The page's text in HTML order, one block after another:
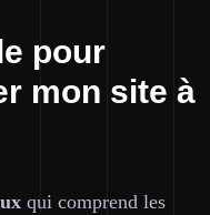
pour
mon site à
qui comprend les